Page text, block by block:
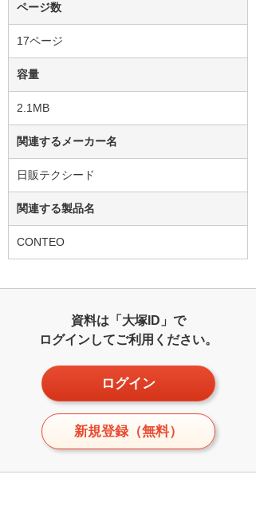
ページ数
17ページ
容量
2.1MB
関連するメーカー名
日販テクシード
関連する製品名
CONTEO
資料は「大塚ID」で
ログインしてご利用ください。
ログイン
新規登録（無料）